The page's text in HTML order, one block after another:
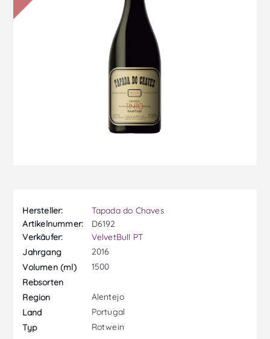
Hersteller:
Tapada do Chaves
Artikelnummer:
D6192
Verkäufer:
VelvetBull PT
Jahrgang
2016
Volumen (ml)
1500
Rebsorten
Region
Alentejo
Land
Portugal
Typ
Rotwein